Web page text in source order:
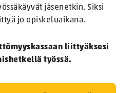
jäsenetkin. Siksi
jo opiskeluaikana.
liittyäksesi
työssä.